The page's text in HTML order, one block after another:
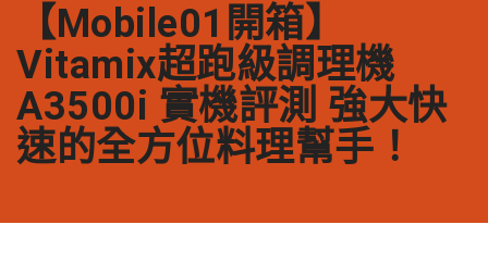
【Mobile01開箱】
Vitamix超跑級調理機
A3500i 實機評測 強大快
速的全方位料理幫手！